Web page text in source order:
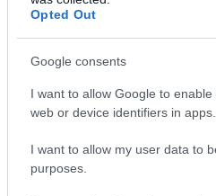
Opted Out
Google consents
I want to allow Google to
web or device identifiers in apps.
I want to allow my user data to
purposes.